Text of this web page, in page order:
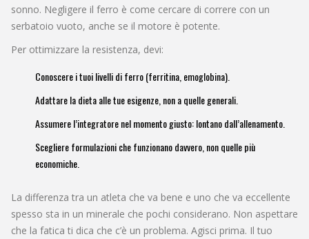
sonno. Negligere il ferro è come cercare di correre con un
serbatoio vuoto, anche se il motore è potente.
Per ottimizzare la resistenza, devi:
Conoscere i tuoi livelli di ferro (ferritina, emoglobina).
Adattare la dieta alle tue esigenze, non a quelle generali.
Assumere l’integratore nel momento giusto: lontano dall’allenamento.
Scegliere formulazioni che funzionano davvero, non quelle più
economiche.
La differenza tra un atleta che va bene e uno che va eccellente
spesso sta in un minerale che pochi considerano. Non aspettare
che la fatica ti dica che c’è un problema. Agisci prima. Il tuo